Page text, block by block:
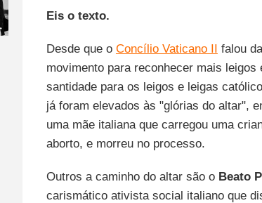
Eis o texto.
Desde que o Concílio Vaticano II falou
movimento para reconhecer mais
santidade para os leigos e leigas
já foram elevados às "glórias do altar",
uma mãe italiana que carregou uma
aborto, e morreu no processo.
Outros a caminho do altar são o Beato
carismático ativista social italiano que